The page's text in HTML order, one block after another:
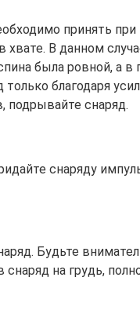
принять
хвате. В данном
была ровной, а в
благодаря
подрывайте снаряд.
снаряду
Будьте
на грудь,